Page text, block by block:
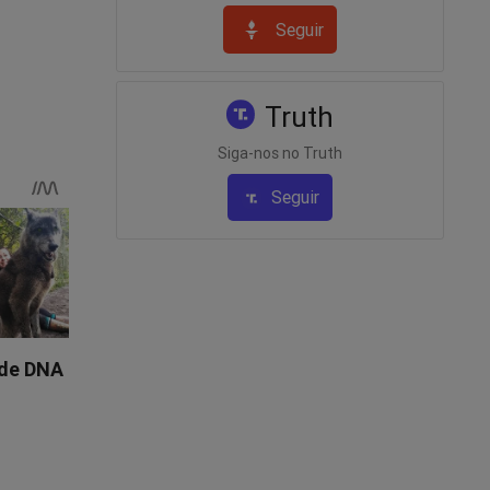
Seguir
Truth
Siga-nos no Truth
Seguir